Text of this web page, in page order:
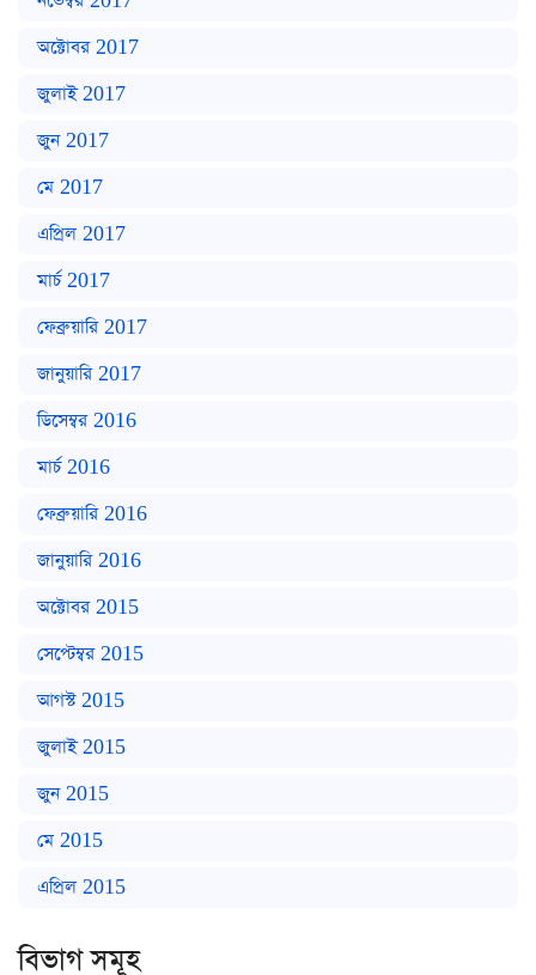
অক্টোবর 2017
জুলাই 2017
জুন 2017
মে 2017
এপ্রিল 2017
মার্চ 2017
ফেব্রুয়ারি 2017
জানুয়ারি 2017
ডিসেম্বর 2016
মার্চ 2016
ফেব্রুয়ারি 2016
জানুয়ারি 2016
অক্টোবর 2015
সেপ্টেম্বর 2015
আগস্ট 2015
জুলাই 2015
জুন 2015
মে 2015
এপ্রিল 2015
বিভাগ সমূহ